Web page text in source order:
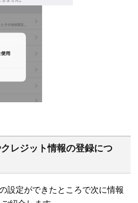
レジット情報の登録につ
設定ができたところで次に情報